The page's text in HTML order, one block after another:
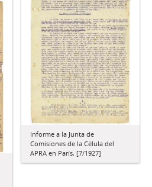
Informe a la Junta de
Comisiones de la Célula del
APRA en París, [7/1927]